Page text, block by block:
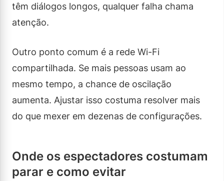
têm diálogos longos, qualquer falha chama
atenção.
Outro ponto comum é a rede Wi-Fi
compartilhada. Se mais pessoas usam ao
mesmo tempo, a chance de oscilação
aumenta. Ajustar isso costuma resolver mais
do que mexer em dezenas de configurações.
Onde os espectadores costumam
parar e como evitar